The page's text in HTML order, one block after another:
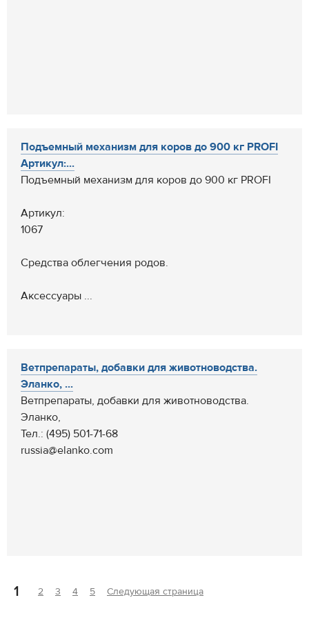
Подъемный механизм для коров до 900 кг PROFI
Артикул:...
Подъемный механизм для коров до 900 кг PROFI
Артикул:
1067
Средства облегчения родов.
Аксессуары ...
Ветпрепараты, добавки для животноводства.
Эланко, ...
Ветпрепараты, добавки для животноводства.
Эланко,
Тел.: (495) 501-71-68
russia@elanko.com
1 2 3 4 5 Следующая страница